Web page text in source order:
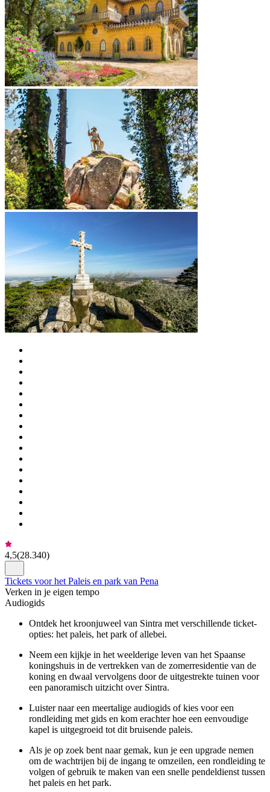
4,5(28.340)
Tickets voor het Paleis en park van Pena
Verken in je eigen tempo
Audiogids
Ontdek het kroonjuweel van Sintra met verschillende ticket-
opties: het paleis, het park of allebei.
Neem een kijkje in het weelderige leven van het Spaanse
koningshuis in de vertrekken van de zomerresidentie van de
koning en dwaal vervolgens door de uitgestrekte tuinen voor
een panoramisch uitzicht over Sintra.
Luister naar een meertalige audiogids of kies voor een
rondleiding met gids en kom erachter hoe een eenvoudige
kapel is uitgegroeid tot dit bruisende paleis.
Als je op zoek bent naar gemak, kun je een upgrade nemen
om de wachtrijen bij de ingang te omzeilen, een rondleiding te
volgen of gebruik te maken van een snelle pendeldienst tussen
het paleis en het park.